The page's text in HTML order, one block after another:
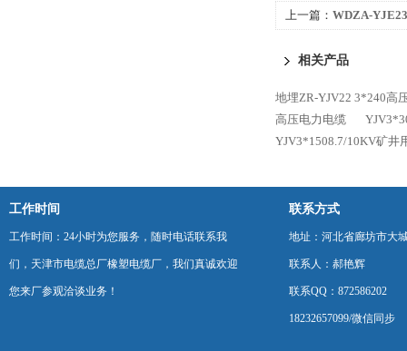
上一篇： WDZA-
相关产品
地埋ZR-YJV22 3*240高
高压电力电缆
YJV3*1508.7/10KV矿井
工作时间
工作时间：24小时为您服务，随时电话联系我
们，天津市电缆总厂橡塑电缆厂，我们真诚欢迎
您来厂参观洽谈业务！
联系方式
地址：河北省廊坊市大
联系人：郝艳辉
联系QQ：872586202
18232657099/微信同步